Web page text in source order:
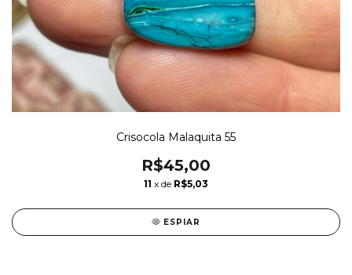
Crisocola Malaquita 55
R$45,00
11 x de R$5,03
ESPIAR